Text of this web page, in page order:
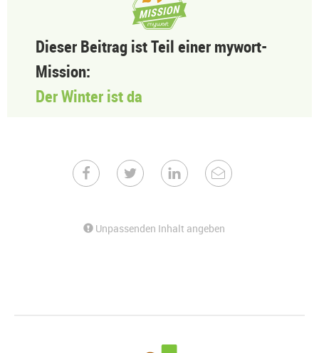
Dieser Beitrag ist Teil einer mywort-
Mission:
Der Winter ist da
Unpassenden Inhalt angeben